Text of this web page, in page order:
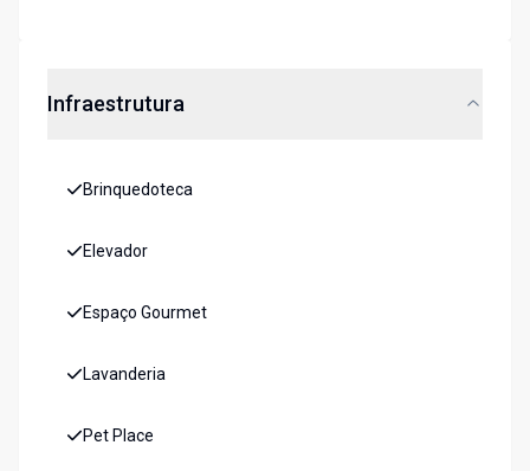
Infraestrutura
Brinquedoteca
Elevador
Espaço Gourmet
Lavanderia
Pet Place